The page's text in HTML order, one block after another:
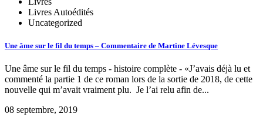
Livres Autoédités
Uncategorized
Une âme sur le fil du temps – Commentaire de Martine Lévesque
Une âme sur le fil du temps - histoire complète - «J’avais déjà lu et
commenté la partie 1 de ce roman lors de la sortie de 2018, de cette
nouvelle qui m’avait vraiment plu. Je l’ai relu afin de...
08 septembre, 2019